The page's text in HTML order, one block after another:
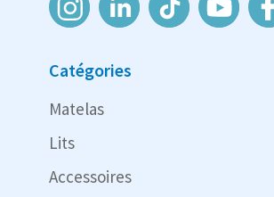
Catégories
Matelas
Lits
Accessoires